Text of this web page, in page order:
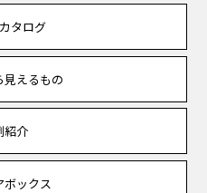
タログ
見えるもの
紹介
ボックス